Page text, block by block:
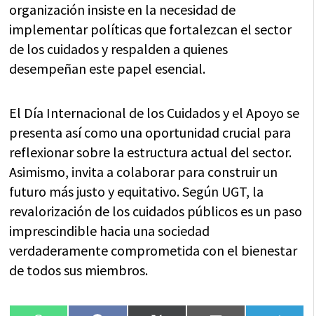
organización insiste en la necesidad de
implementar políticas que fortalezcan el sector
de los cuidados y respalden a quienes
desempeñan este papel esencial.
El Día Internacional de los Cuidados y el Apoyo se
presenta así como una oportunidad crucial para
reflexionar sobre la estructura actual del sector.
Asimismo, invita a colaborar para construir un
futuro más justo y equitativo. Según UGT, la
revalorización de los cuidados públicos es un paso
imprescindible hacia una sociedad
verdaderamente comprometida con el bienestar
de todos sus miembros.